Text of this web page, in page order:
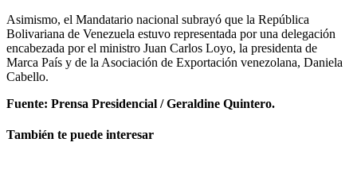
Asimismo, el Mandatario nacional subrayó que la República
Bolivariana de Venezuela estuvo representada por una delegación
encabezada por el ministro Juan Carlos Loyo, la presidenta de
Marca País y de la Asociación de Exportación venezolana, Daniela
Cabello.
Fuente: Prensa Presidencial / Geraldine Quintero.
También te puede interesar